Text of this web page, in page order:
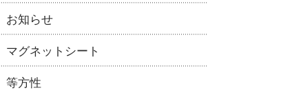
お知らせ
マグネットシート
等方性